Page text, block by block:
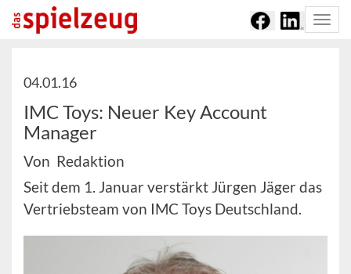
04.01.16
IMC Toys: Neuer Key Account
Manager
Von Redaktion
Seit dem 1. Januar verstärkt Jürgen Jäger das
Vertriebsteam von IMC Toys Deutschland.